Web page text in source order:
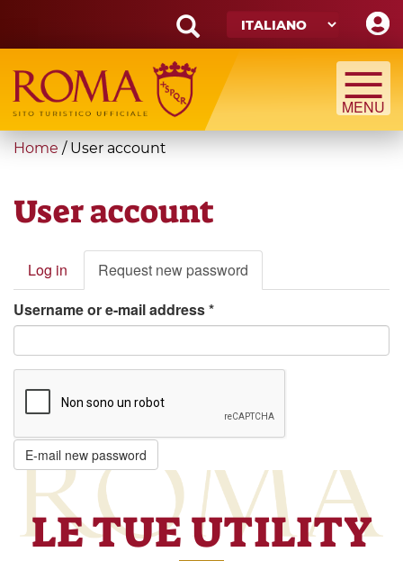
main
content
Search
form
Cerca
You
here
Home / User account
User account
Primary
tabs
Log in Request new password
tab)
Username or e-mail address*
E-mail new password
LE TUE UTILITY